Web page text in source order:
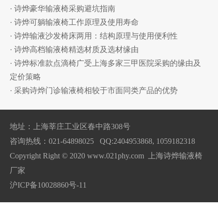
· 诗烨豪华输液椅采购避坑指南
· 诗烨可躺输液椅工作原理及使用寿命
· 诗烨输液沙发椅床两用：结构原理与使用便利性
· 诗烨高档输液椅精选材质及选材缘由
· 诗烨标准款点滴椅广受上海多家三甲医院采购的缘由及
定价策略
· 采购诗烨门诊输液椅相较于市面同类产品的优势
地址：上海莘庄工业区春中路308号
咨询热线：021-64898025 QQ:2404953868, 1059182318
Copyright Right © 2020 www.021phy.com 上海诗烨输液椅
厂家
沪ICP备10028860号-11